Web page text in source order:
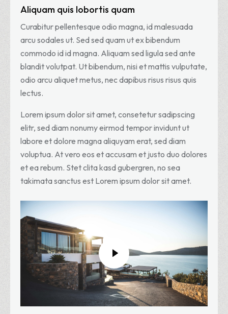
Aliquam quis lobortis quam
Curabitur pellentesque odio magna, id malesuada
arcu sodales ut. Sed sed quam ut ex bibendum
commodo id id magna. Aliquam sed ligula sed ante
blandit volutpat. Ut bibendum, nisi et mattis vulputate,
odio arcu aliquet metus, nec dapibus risus risus quis
lectus.
Lorem ipsum dolor sit amet, consetetur sadipscing
elitr, sed diam nonumy eirmod tempor invidunt ut
labore et dolore magna aliquyam erat, sed diam
voluptua. At vero eos et accusam et justo duo dolores
et ea rebum. Stet clita kasd gubergren, no sea
takimata sanctus est Lorem ipsum dolor sit amet.